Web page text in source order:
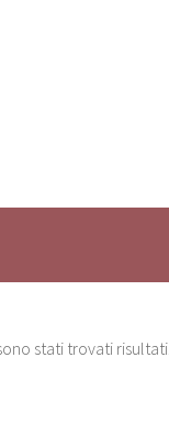
stati trovati risultati.